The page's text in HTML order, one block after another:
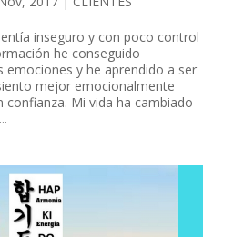
inseguro y con poco control
he conseguido
emociones y he aprendido a ser
mejor emocionalmente
confianza. Mi vida ha cambiado